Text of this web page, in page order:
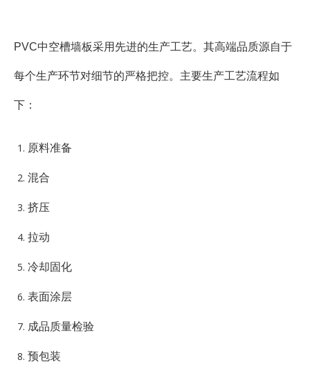
PVC中空槽墙板采用先进的生产工艺。其高端品质源自于
每个生产环节对细节的严格把控。主要生产工艺流程如
下：
原料准备
混合
挤压
拉动
冷却固化
表面涂层
成品质量检验
预包装